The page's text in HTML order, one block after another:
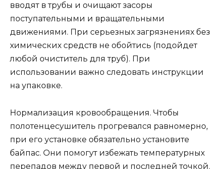
вводят в трубы и очищают засоры
поступательными и вращательными
движениями. При серьезных загрязнениях без
химических средств не обойтись (подойдет
любой очиститель для труб). При
использовании важно следовать инструкции
на упаковке.
Нормализация кровообращения. Чтобы
полотенцесушитель прогревался равномерно,
при его установке обязательно установите
байпас. Они помогут избежать температурных
перепадов между первой и последней точкой.